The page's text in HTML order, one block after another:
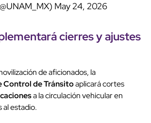
May 24, 2026
cierres y ajustes
de aficionados, la
Control de Tránsitoaplicará cortes
a la circulación vehicular en
al estadio.